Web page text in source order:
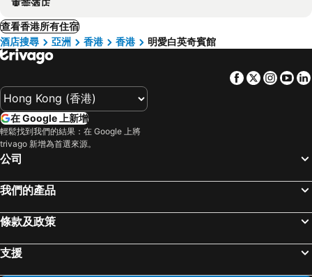
東莞酒店
查看香港所有住宿
酒店搜尋
亞洲 香港 香港 明愛白英奇賓館
Facebook
Twitter
在 Google 上新增
輕鬆找到我們的結果：在 Google 上將
trivago 新增為首選來源。
公司
我們的產品
條款及政策
支援